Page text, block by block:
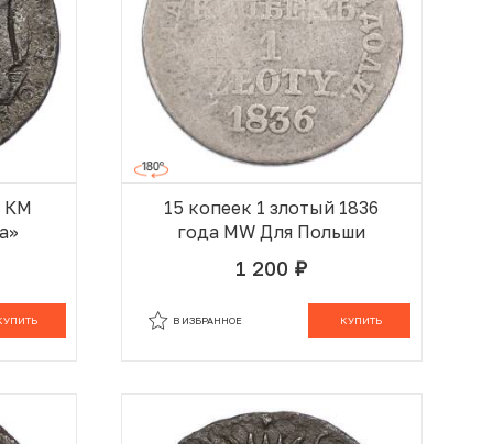
КМ
15 копеек 1 злотый 1836
года MW Для Польши
1 200 руб.
КУПИТЬ
В ИЗБРАННОЕ